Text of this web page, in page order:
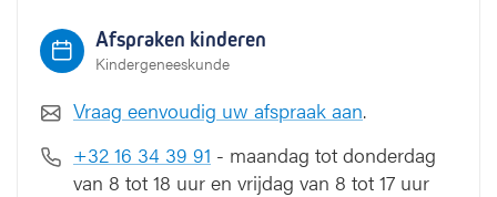
Afspraken kinderen
Kindergeneeskunde
Vraag eenvoudig uw afspraak aan.
+32 16 34 39 91 - maandag tot donderdag
van 8 tot 18 uur en vrijdag van 8 tot 17 uur